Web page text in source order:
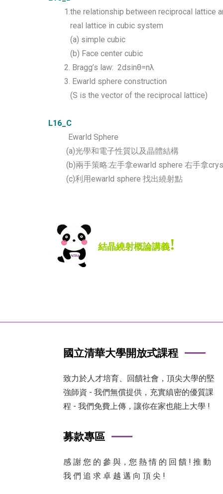
1.the relationship between reciprocal lattice
real lattice in cubic system
(a) simple cubic
(b) Face center cubic
2. Bragg’s law: 2dsinθ=nλ
3. Ewarld sphere construction
(S is the vector of the reciprocal lattice)
L16_C
Ewarld Sphere
(a)光學和電子性質以及晶體結構
(b)兩手策略:左手拿ewarld sphere 右手拿
(c)利用ewarld sphere 找出繞射點
結晶繞射概論講義!
國立清華大學開放式課程
致力於人才培育、回饋社會，頂尖大學的堅
強師資 - 我們無償提供，充實縝密的優質課
程 - 我們免費上傳，讓你在家也能上大學 !
募款專區
感 謝 您 的 參 與，您 熱 情 的 回 饋 ! 推 動
我 們 追 求 卓 越 邁 向 頂 尖 !